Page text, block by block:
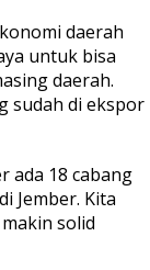
daerah
untuk bisa
daerah.
sudah di ekspor
ada 18 cabang
Jember. Kita
solid